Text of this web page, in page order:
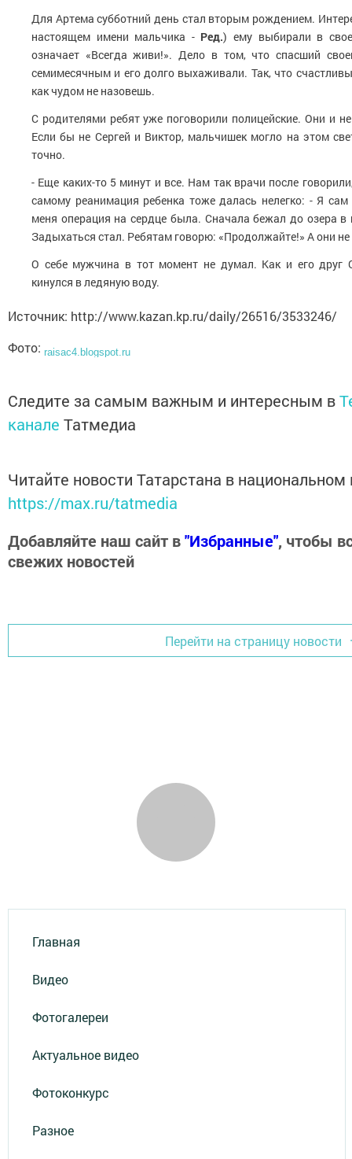
Для Артема субботний день стал вторым рождением.
настоящем имени мальчика - Ред.) ему выбирали в
означает «Всегда живи!». Дело в том, что спасший
семимесячным и его долго выхаживали. Так, что
как чудом не назовешь.
С родителями ребят уже поговорили полицейские. Они и
Если бы не Сергей и Виктор, мальчишек могло на этом
точно.
- Еще каких-то 5 минут и все. Нам так врачи после
самому реанимация ребенка тоже далась нелегко: - Я
меня операция на сердце была. Сначала бежал до озера в
Задыхаться стал. Ребятам говорю: «Продолжайте!» А они
О себе мужчина в тот момент не думал. Как и его друг
кинулся в ледяную воду.
Источник: http://www.kazan.kp.ru/daily/26516/3533246/
Фото: raisac4.blogspot.ru
Следите за самым важным и интересным в
канале Татмедиа
Читайте новости Татарстана в
https://max.ru/tatmedia
Добавляйте наш сайт в"Избранные", чтобы
свежих новостей
Перейти на страницу новости
Главная
Видео
Фотогалереи
Актуальное видео
Фотоконкурс
Разное